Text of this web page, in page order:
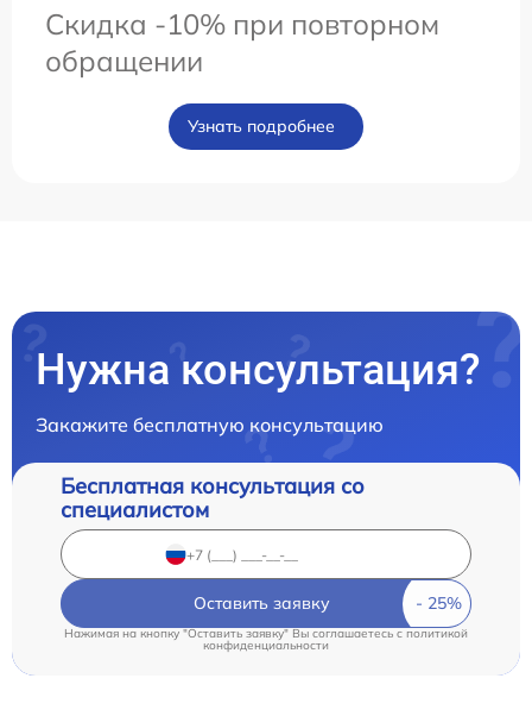
Скидка -10% при повторном
обращении
Узнать подробнее
Нужна консультация?
Закажите бесплатную консультацию
Бесплатная консультация со
специалистом
Оставить заявку
Нажимая на кнопку "Оставить заявку" Вы соглашаетесь cполитикой
конфиденциальности